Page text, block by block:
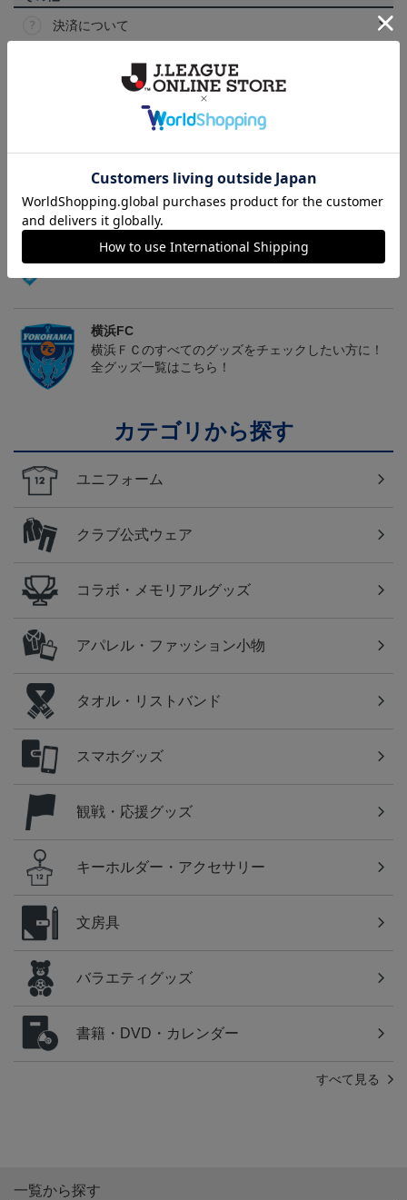
決済について
ヘルプページ
トピックス
横浜FC
こだわりのデザインに注目！タオルマフラーは応援
横浜FC
横浜ＦＣのすべてのグッズをチェックしたい方に！
全グッズ一覧はこちら！
カテゴリから探す
ユニフォーム
クラブ公式ウェア
コラボ・メモリアルグッズ
アパレル・ファッション小物
タオル・リストバンド
スマホグッズ
観戦・応援グッズ
キーホルダー・アクセサリー
文房具
バラエティグッズ
書籍・DVD・カレンダー
すべて見る
一覧から探す